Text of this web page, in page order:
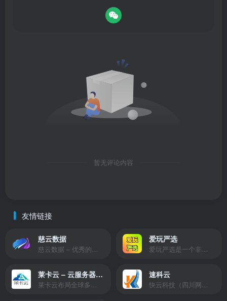
暂无评论内容
友情链接
慈云数据
慈云数据 – 优秀的云服务器服务商，提供最具有性价比的产品。慈云数据是开发者必不可少的良心云
爱玩严选
爱玩严选是一个非常有保障且性价比极高的虚拟商城，包括但不限于苹果证书、技术指导、会员充值等多种虚拟服务！
莱卡云 – 云服务器提供商
莱卡云布局全球多个地理区域。提供服务有：境外云服务器、国内云服务器、独立服务器、服务器托管、CDN、SSL证书、游戏服务器等业务。
速科云
快云科技（四川网联快云科技有限公司）成立于2021年，主营互联网业务平台服务提供商。公司专注为用户提供低价高性能云计算产品，致力于云计算应用的易用性开发，并引导云计算在国内普及